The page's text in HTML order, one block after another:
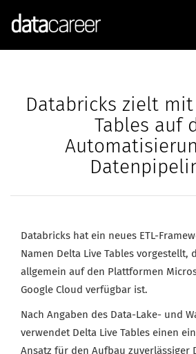
Databricks zielt
Tables auf
Databricks hat ein neues ETL-
Namen Delta Live Tables vorgestellt,
allgemein auf den Plattformen
Google Cloud verfügbar ist.
Nach Angaben des Data-Lake- und
verwendet Delta Live Tables einen
Ansatz für den Aufbau zuverlässiger